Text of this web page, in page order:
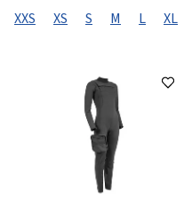
XXS XS S M L XL